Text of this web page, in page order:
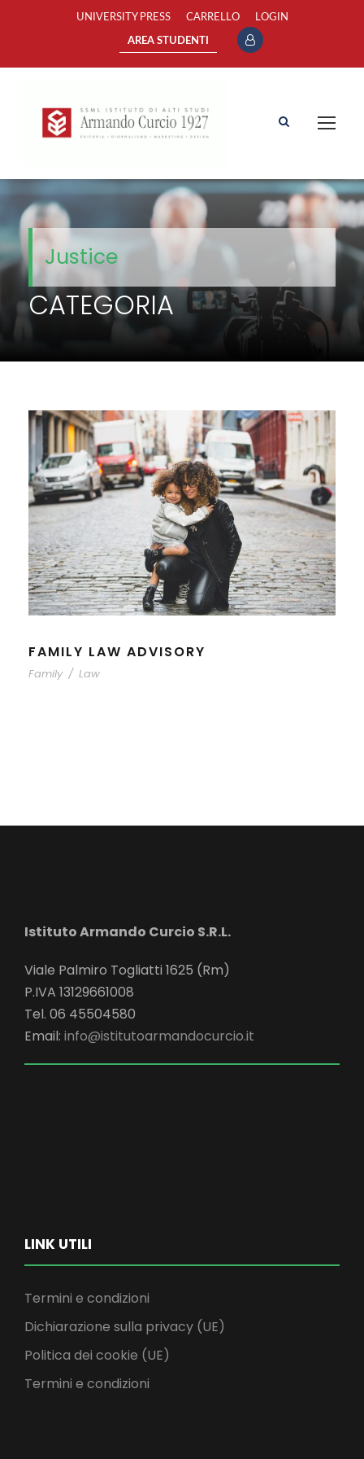
UNIVERSITY PRESS CARRELLO LOGIN
AREA STUDENTI
Justice
CATEGORIA
FAMILY LAW ADVISORY
Family / Law
Istituto Armando Curcio S.R.L.
Viale Palmiro Togliatti 1625 (Rm)
P.IVA 13129661008
Tel. 06 45504580
Email: info@istitutoarmandocurcio.it
LINK UTILI
Termini e condizioni
Dichiarazione sulla privacy (UE)
Politica dei cookie (UE)
Termini e condizioni